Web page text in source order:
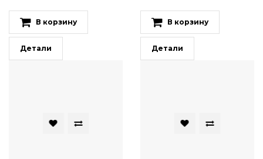
В корзину
Детали
В корзину
Детали